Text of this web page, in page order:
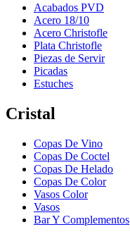
Acabados PVD
Acero 18/10
Acero Christofle
Plata Christofle
Piezas de Servir
Picadas
Estuches
Cristal
Copas De Vino
Copas De Coctel
Copas De Helado
Copas De Color
Vasos Color
Vasos
Bar Y Complementos